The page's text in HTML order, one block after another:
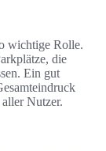
wichtige Rolle.
die
Ein gut
Nutzer.